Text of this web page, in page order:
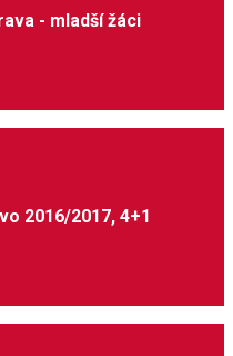
- mladší žáci
2016/2017, 4+1